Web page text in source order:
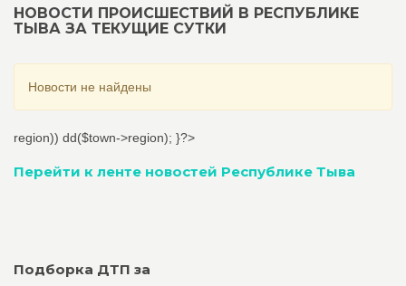
НОВОСТИ ПРОИСШЕСТВИЙ В РЕСПУБЛИКЕ
ТЫВА ЗА ТЕКУЩИЕ СУТКИ
Новости не найдены
region)) dd($town->region); }?>
Перейти к ленте новостей Республике Тыва
Подборка ДТП за